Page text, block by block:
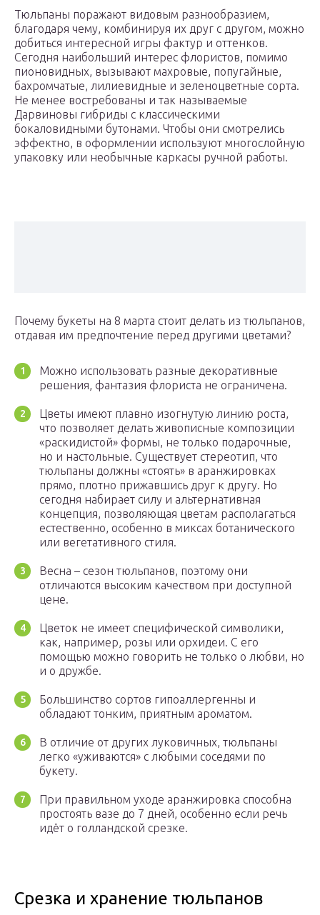
Тюльпаны поражают видовым разнообразием,
благодаря чему, комбинируя их друг с другом, можно
добиться интересной игры фактур и оттенков.
Сегодня наибольший интерес флористов, помимо
пионовидных, вызывают махровые, попугайные,
бахромчатые, лилиевидные и зеленоцветные сорта.
Не менее востребованы и так называемые
Дарвиновы гибриды с классическими
бокаловидными бутонами. Чтобы они смотрелись
эффектно, в оформлении используют многослойную
упаковку или необычные каркасы ручной работы.
Почему букеты на 8 марта стоит делать из тюльпанов,
отдавая им предпочтение перед другими цветами?
Можно использовать разные декоративные
решения, фантазия флориста не ограничена.
Цветы имеют плавно изогнутую линию роста,
что позволяет делать живописные композиции
«раскидистой» формы, не только подарочные,
но и настольные. Существует стереотип, что
тюльпаны должны «стоять» в аранжировках
прямо, плотно прижавшись друг к другу. Но
сегодня набирает силу и альтернативная
концепция, позволяющая цветам располагаться
естественно, особенно в миксах ботанического
или вегетативного стиля.
Весна – сезон тюльпанов, поэтому они
отличаются высоким качеством при доступной
цене.
Цветок не имеет специфической символики,
как, например, розы или орхидеи. С его
помощью можно говорить не только о любви, но
и о дружбе.
Большинство сортов гипоаллергенны и
обладают тонким, приятным ароматом.
В отличие от других луковичных, тюльпаны
легко «уживаются» с любыми соседями по
букету.
При правильном уходе аранжировка способна
простоять вазе до 7 дней, особенно если речь
идёт о голландской срезке.
Срезка и хранение тюльпанов